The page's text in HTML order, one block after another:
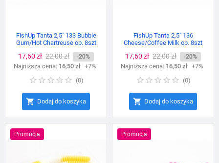
FishUp Tanta 2,5″ 133 Bubble
Gum/Hot Chartreuse op. 8szt
Cena
17,60 zł Cena
podstawowa
22,00 zł -20%
Najniższa cena: 16,50 zł +7%
(0)
 Dodaj do koszyka
FishUp Tanta 2,5″ 136
Cheese/Coffee Milk op. 8szt
Cena
17,60 zł Cena
podstawowa
22,00 zł -20%
Najniższa cena: 16,50 zł +7%
(0)
 Dodaj do koszyka
Promocja Promocja